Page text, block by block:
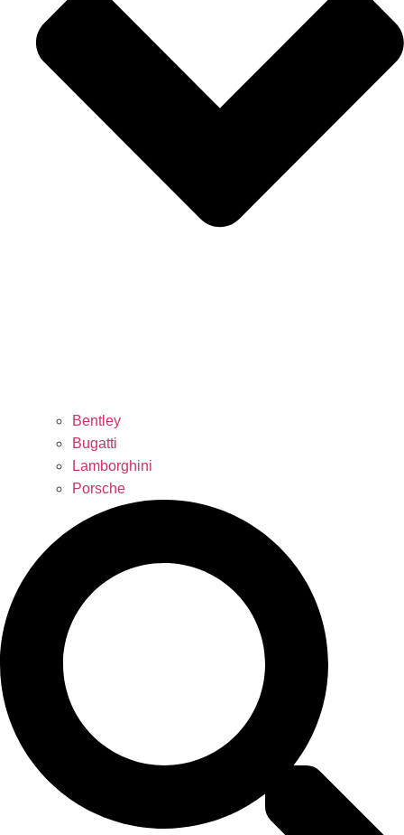
Bentley
Bugatti
Lamborghini
Porsche